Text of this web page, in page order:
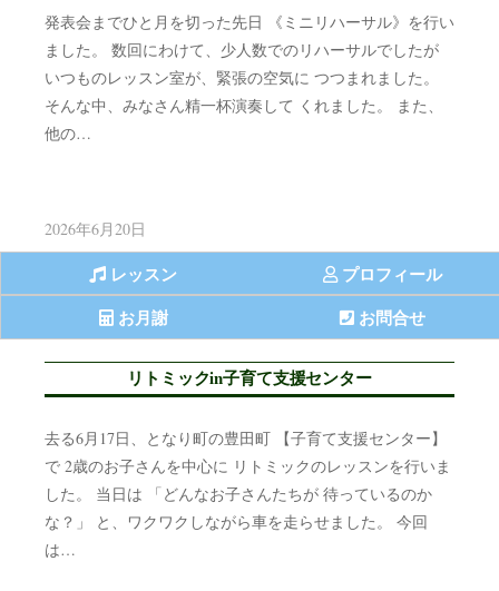
発表会までひと月を切った先日 《ミニリハーサル》を行い
ました。 数回にわけて、少人数でのリハーサルでしたが
いつものレッスン室が、緊張の空気に つつまれました。
そんな中、みなさん精一杯演奏して くれました。 また、
他の…
2026年6月20日
レッスン
プロフィール
お月謝
お問合せ
リトミックin子育て支援センター
去る6月17日、となり町の豊田町 【子育て支援センター】
で 2歳のお子さんを中心に リトミックのレッスンを行いま
した。 当日は 「どんなお子さんたちが 待っているのか
な？」 と、ワクワクしながら車を走らせました。 今回
は…